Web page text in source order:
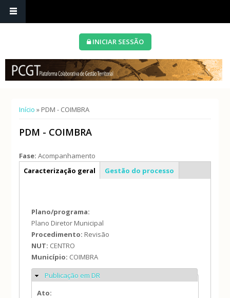
INICIAR SESSÃO
Está aqui
Início » PDM - COIMBRA
PDM - COIMBRA
Fase:Acompanhamento
Info geral
Caracterização geral Gestão do processo
Plano/programa:
Plano Diretor Municipal
Procedimento: Revisão
NUT: CENTRO
Município: COIMBRA
Ocultar
Publicação em DR
Ato: